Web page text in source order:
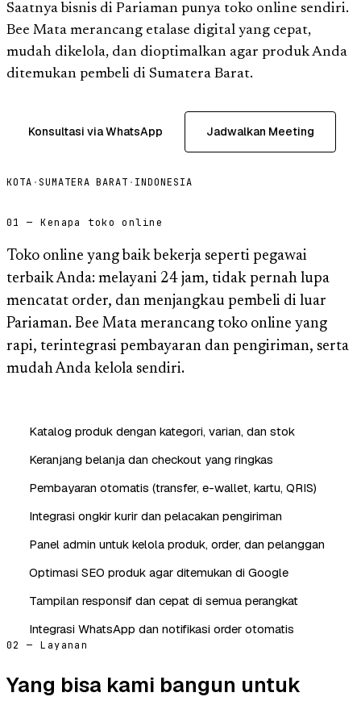
Saatnya bisnis di Pariaman punya toko online sendiri.
Bee Mata merancang etalase digital yang cepat,
mudah dikelola, dan dioptimalkan agar produk Anda
ditemukan pembeli di Sumatera Barat.
Konsultasi via WhatsApp Jadwalkan Meeting
KOTA · SUMATERA BARAT · INDONESIA
01 — Kenapa toko online
Toko online yang baik bekerja seperti pegawai
terbaik Anda: melayani 24 jam, tidak pernah lupa
mencatat order, dan menjangkau pembeli di luar
Pariaman. Bee Mata merancang toko online yang
rapi, terintegrasi pembayaran dan pengiriman, serta
mudah Anda kelola sendiri.
Katalog produk dengan kategori, varian, dan stok
Keranjang belanja dan checkout yang ringkas
Pembayaran otomatis (transfer, e-wallet, kartu, QRIS)
Integrasi ongkir kurir dan pelacakan pengiriman
Panel admin untuk kelola produk, order, dan pelanggan
Optimasi SEO produk agar ditemukan di Google
Tampilan responsif dan cepat di semua perangkat
Integrasi WhatsApp dan notifikasi order otomatis
02 — Layanan
Yang bisa kami bangun untuk